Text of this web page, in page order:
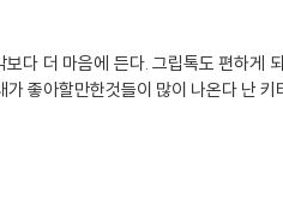
다 더 마음에 든다. 그립톡도 편하게
좋아할만한것들이 많이 나온다 난